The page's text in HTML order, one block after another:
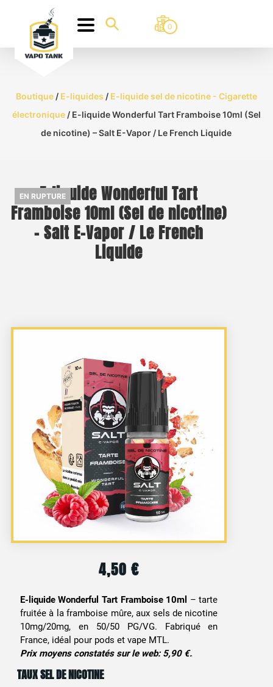
0
Boutique/ E-liquides / E-liquide sel de nicotine - Cigarette
électronique/ E-liquide Wonderful Tart Framboise 10ml (Sel
de nicotine) – Salt E-Vapor / Le French Liquide
E-liquide Wonderful Tart
Framboise 10ml (Sel de nicotine)
– Salt E-Vapor / Le French
Liquide
EN RUPTURE
4,50 €
E-liquide Wonderful Tart Framboise 10ml – tarte
fruitée à la framboise mûre, aux sels de nicotine
10mg/20mg, en 50/50 PG/VG. Fabriqué en
France, idéal pour pods et vape MTL.
Prix moyens constatés sur le web: 5,90 €.
TAUX SEL DE NICOTINE